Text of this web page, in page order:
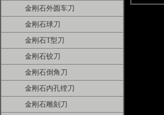
金刚石外圆车刀
金刚石球刀
金刚石T型刀
金刚石铰刀
金刚石倒角刀
金刚石内孔镗刀
金刚石雕刻刀